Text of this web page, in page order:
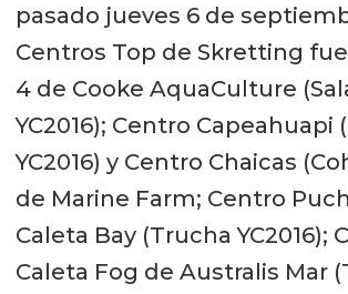
pasado jueves 6 de
Centros Top de Skretting
4 de Cooke AquaCulture
YC2016); Centro Capeahuapi
YC2016) y Centro Chaicas
de Marine Farm; Centro
Caleta Bay (Trucha YC2016);
Caleta Fog de Australis Mar